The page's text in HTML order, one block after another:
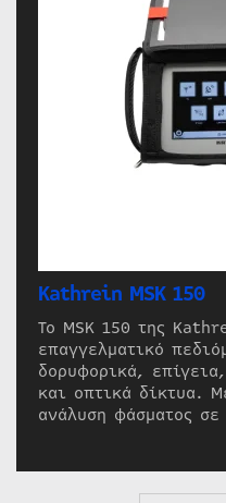
Kathrein MSK 150
Το MSK 150 της
επαγγελματικό
δορυφορικά,
και οπτικά δίκτυα.
ανάλυση φάσματος